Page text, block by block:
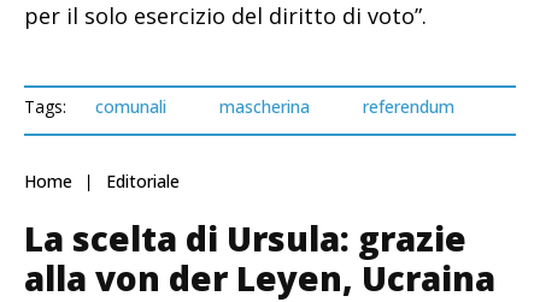
per il solo esercizio del diritto di voto”.
Tags: comunali mascherina referendum
Home Editoriale
La scelta di Ursula: grazie
alla von der Leyen, Ucraina